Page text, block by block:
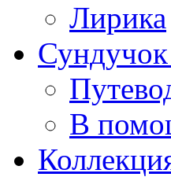
Лирика
Сундучок
В